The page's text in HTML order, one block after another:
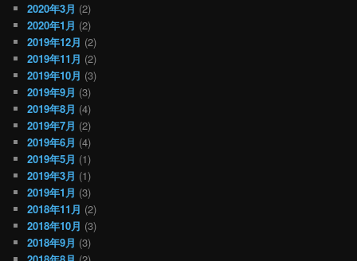
2020年3月 (2)
2020年1月 (2)
2019年12月 (2)
2019年11月 (2)
2019年10月 (3)
2019年9月 (3)
2019年8月 (4)
2019年7月 (2)
2019年6月 (4)
2019年5月 (1)
2019年3月 (1)
2019年1月 (3)
2018年11月 (2)
2018年10月 (3)
2018年9月 (3)